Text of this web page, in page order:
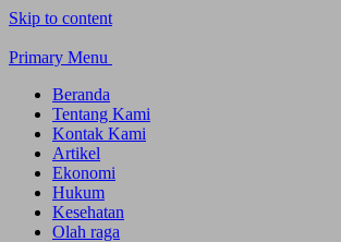
Skip to content
Primary Menu
Beranda
Tentang Kami
Kontak Kami
Artikel
Ekonomi
Hukum
Kesehatan
Olah raga